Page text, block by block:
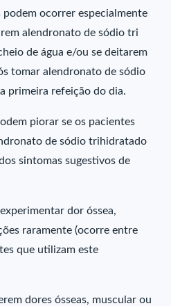
podem ocorrer especialmente
alendronato de sódio tri
de água e/ou se deitarem
tomar alendronato de sódio
primeira refeição do dia.
piorar se os pacientes
de sódio trihidratado
sintomas sugestivos de
dor óssea,
raramente (ocorre entre
que utilizam este
dores ósseas, muscular ou